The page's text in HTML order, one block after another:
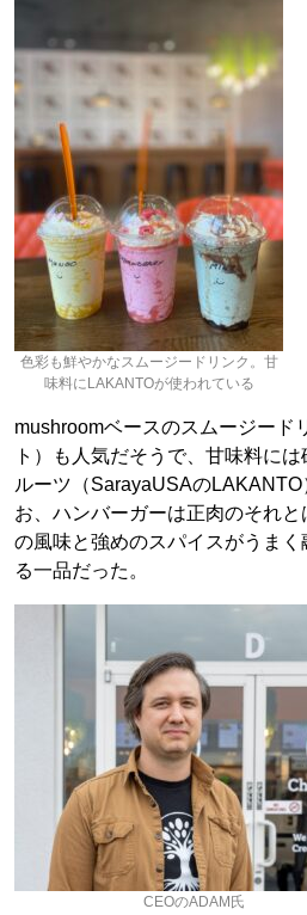
色彩も鮮やかなスムージードリンク。甘
味料にLAKANTOが使われている
mushroomベースのスムージード
ト）も人気だそうで、甘味料に
ルーツ（SarayaUSAのLAKANTO
お、ハンバーガーは正肉のそれ
の風味と強めのスパイスがうま
る一品だった。
CEOのADAM氏